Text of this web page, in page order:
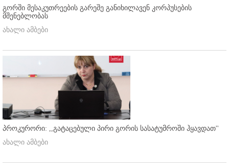
გორში მესაკუთრეების გარეშე განიხილავენ კორპუსების
მშენებლობას
ახალი ამბები
პროკურორი: ,,გატაცებული პირი გორის სასატუმროში ჰყავდათ''
ახალი ამბები